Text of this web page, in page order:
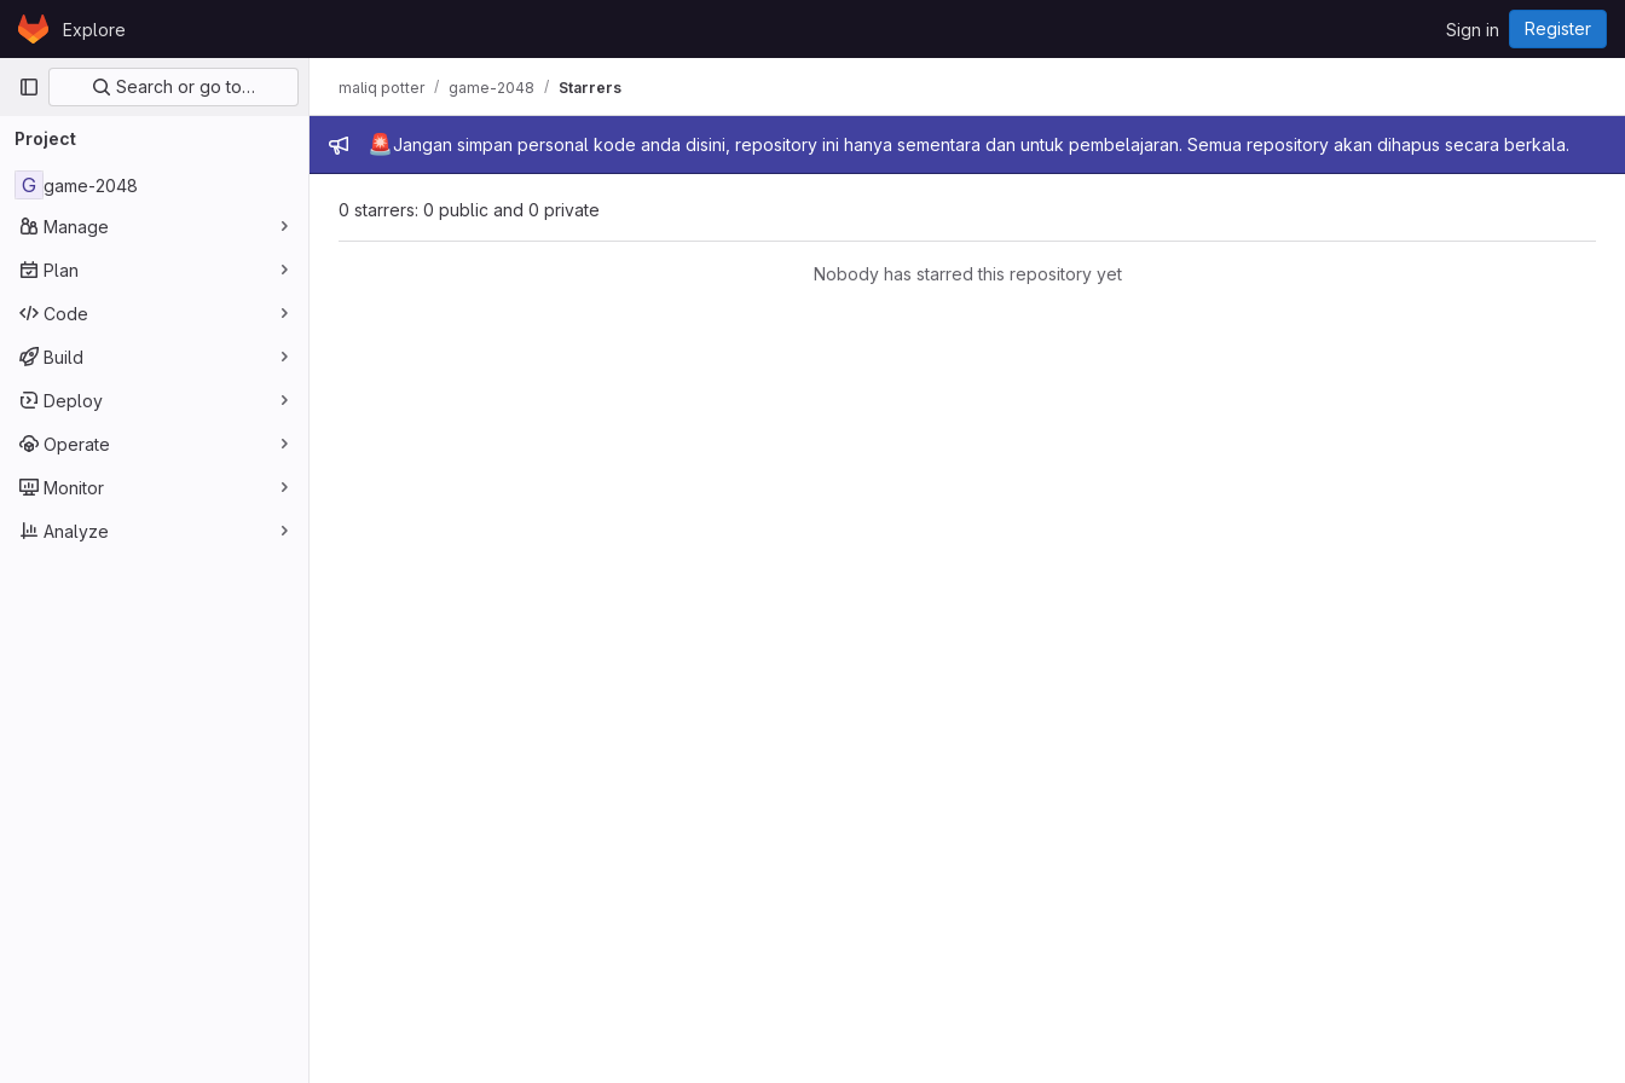
Skip to content
GitLabExplore Sign in Register
Primary navigation
Search or go to…
Project
G game-2048
Manage
Plan
Code
Build
Deploy
Operate
Monitor
Analyze
Admin message
🚨Jangan simpan personal kode anda disini, repository ini hanya sementara dan untuk pembelajaran. Semua repository akan dihapus secara berkala.
maliq potter game-2048 Starrers
0 starrers: 0 public and 0 private
Nobody has starred this repository yet